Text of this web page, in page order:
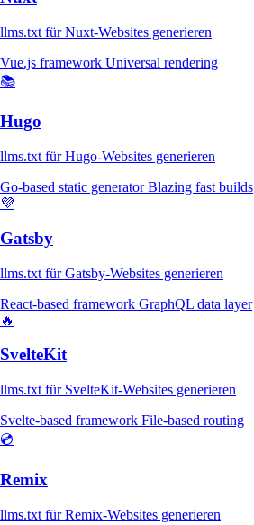
llms.txt für Nuxt-Websites generieren
Vue.js framework Universal rendering
📚
Hugo
llms.txt für Hugo-Websites generieren
Go-based static generatorBlazing fast builds
💜
Gatsby
llms.txt für Gatsby-Websites generieren
React-based framework GraphQL data layer
🔥
SvelteKit
llms.txt für SvelteKit-Websites generieren
Svelte-based framework File-based routing
💿
Remix
llms.txt für Remix-Websites generieren